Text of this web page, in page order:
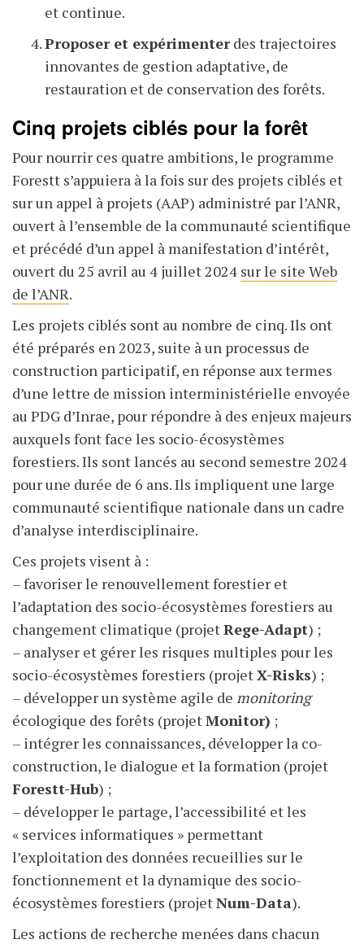
et continue.
Proposer et expérimenterdes trajectoires
innovantes de gestion adaptative, de
restauration et de conservation des forêts.
Cinq projets ciblés pour la forêt
Pour nourrir ces quatre ambitions, le programme
Forestt s’appuiera à la fois sur des projets ciblés et
sur un appel à projets (AAP) administré par l’ANR,
ouvert à l’ensemble de la communauté scientifique
et précédé d’un appel à manifestation d’intérêt,
ouvert du 25 avril au 4 juillet 2024 sur le site Web
de l’ANR.
Les projets ciblés sont au nombre de cinq. Ils ont
été préparés en 2023, suite à un processus de
construction participatif, en réponse aux termes
d’une lettre de mission interministérielle envoyée
au PDG d’Inrae, pour répondre à des enjeux majeurs
auxquels font face les socio-écosystèmes
forestiers. Ils sont lancés au second semestre 2024
pour une durée de 6 ans. Ils impliquent une large
communauté scientifique nationale dans un cadre
d’analyse interdisciplinaire.
Ces projets visent à :
– favoriser le renouvellement forestier et
l’adaptation des socio-écosystèmes forestiers au
changement climatique (projetRege-Adapt) ;
– analyser et gérer les risques multiples pour les
socio-écosystèmes forestiers (projetX-Risks) ;
– développer un système agile de monitoring
écologique des forêts (projetMonitor) ;
– intégrer les connaissances, développer la co-
construction, le dialogue et la formation (projet
Forestt-Hub) ;
– développer le partage, l’accessibilité et les
« services informatiques » permettant
l’exploitation des données recueillies sur le
fonctionnement et la dynamique des socio-
écosystèmes forestiers (projetNum-Data).
Les actions de recherche menées dans chacun